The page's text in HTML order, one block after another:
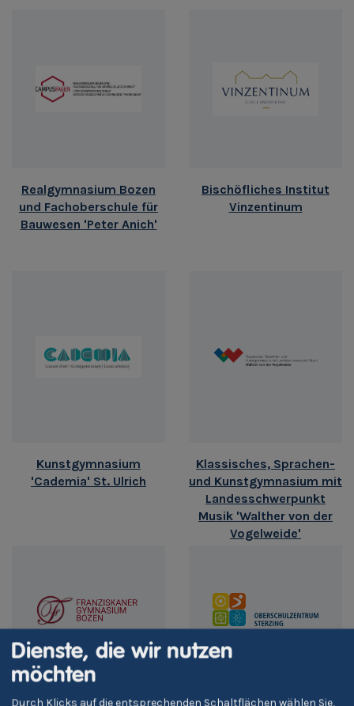
Realgymnasium Bozen
und Fachoberschule für
Bauwesen 'Peter Anich'
Bischöfliches Institut
Vinzentinum
Kunstgymnasium
'Cademia' St. Ulrich
Klassisches, Sprachen-
und Kunstgymnasium mit
Landesschwerpunkt
Musik 'Walther von der
Vogelweide'
Franziskanergymnasium
Oberschulzentrum
Dienste, die wir nutzen
möchten
Durch Klicks auf die entsprechenden Schaltflächen wählen Sie,